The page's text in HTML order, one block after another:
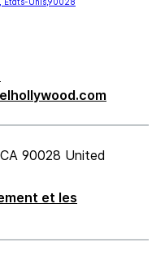
CA 90028 United
et les